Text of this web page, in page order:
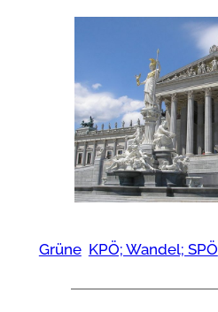
Grüne KPÖ; Wandel; SPÖ